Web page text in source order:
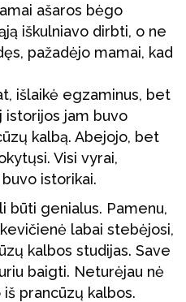
ašaros bėgo
iškulniavo dirbti, o ne
pažadėjo mamai, kad
išlaikė egzaminus, bet
istorijos jam buvo
kalbą. Abejojo, bet
Visi vyrai,
istorikai.
būti genialus. Pamenu,
labai stebėjosi,
kalbos studijas. Save
baigti. Neturėjau nė
prancūzų kalbos.